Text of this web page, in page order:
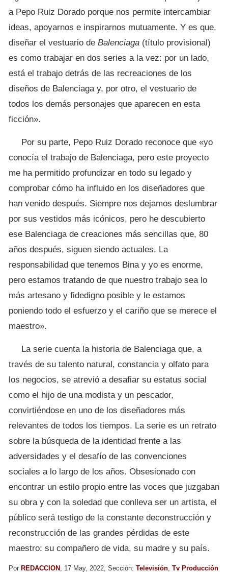
a Pepo Ruiz Dorado porque nos permite intercambiar
ideas, apoyarnos e inspirarnos mutuamente. Y es que,
diseñar el vestuario de Balenciaga (título provisional)
es como trabajar en dos series a la vez: por un lado,
está el trabajo detrás de las recreaciones de los
diseños de Balenciaga y, por otro, el vestuario de
todos los demás personajes que aparecen en esta
ficción».
Por su parte, Pepo Ruiz Dorado reconoce que «yo
conocía el trabajo de Balenciaga, pero este proyecto
me ha permitido profundizar en todo su legado y
comprobar cómo ha influido en los diseñadores que
han venido después. Siempre nos dejamos deslumbrar
por sus vestidos más icónicos, pero he descubierto
ese Balenciaga de creaciones más sencillas que, 80
años después, siguen siendo actuales. La
responsabilidad que tenemos Bina y yo es enorme,
pero estamos tratando de que nuestro trabajo sea lo
más artesano y fidedigno posible y le estamos
poniendo todo el esfuerzo y el cariño que se merece el
maestro».
La serie cuenta la historia de Balenciaga que, a
través de su talento natural, constancia y olfato para
los negocios, se atrevió a desafiar su estatus social
como el hijo de una modista y un pescador,
convirtiéndose en uno de los diseñadores más
relevantes de todos los tiempos. La serie es un retrato
sobre la búsqueda de la identidad frente a las
adversidades y el desafío de las convenciones
sociales a lo largo de los años. Obsesionado con
encontrar un estilo propio entre las voces que juzgaban
su obra y con la soledad que conlleva ser un artista, el
público será testigo de la constante deconstrucción y
reconstrucción de las grandes pérdidas de este
maestro: su compañero de vida, su madre y su país.
Por REDACCION , 17 May, 2022, Sección: Televisión, Tv Producción